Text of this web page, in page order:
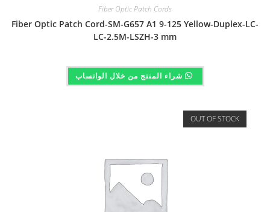
Fiber Optic Patch Cords
Fiber Optic Patch Cord-SM-G657 A1 9-125 Yellow-Duplex-LC-
LC-2.5M-LSZH-3 mm
شراء المنتج من خلال الواتساب
OUT OF STOCK